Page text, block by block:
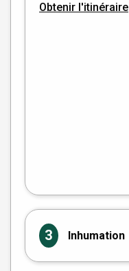
Obtenir l'itinéraire
3 Inhumation